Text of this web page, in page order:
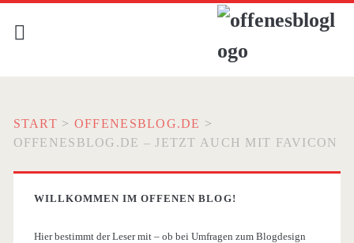
START > OFFENESBLOG.DE >
OFFENESBLOG.DE – JETZT AUCH MIT FAVICON
WILLKOMMEN IM OFFENEN BLOG!
Hier bestimmt der Leser mit – ob bei Umfragen zum Blogdesign